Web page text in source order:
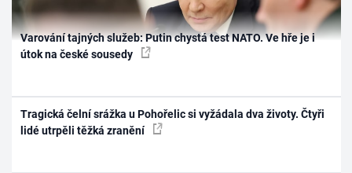
Varování tajných služeb: Putin chystá test NATO. Ve hře je i
útok na české sousedy
Tragická čelní srážka u Pohořelic si vyžádala dva životy. Čtyři
lidé utrpěli těžká zranění